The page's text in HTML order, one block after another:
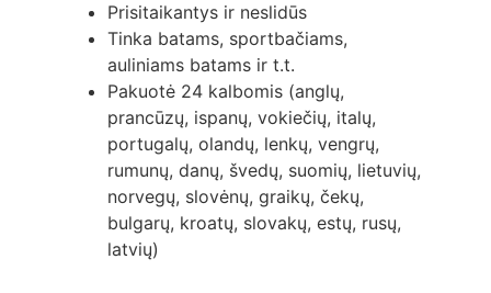
Prisitaikantys ir neslidūs
Tinka batams, sportbačiams,
auliniams batams ir t.t.
Pakuotė 24 kalbomis (anglų,
prancūzų, ispanų, vokiečių, italų,
portugalų, olandų, lenkų, vengrų,
rumunų, danų, švedų, suomių, lietuvių,
norvegų, slovėnų, graikų, čekų,
bulgarų, kroatų, slovakų, estų, rusų,
latvių)